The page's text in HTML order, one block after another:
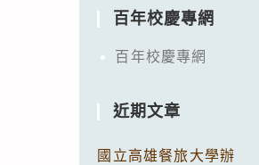
百年校慶專網
百年校慶專網
近期文章
國立高雄餐旅大學辦